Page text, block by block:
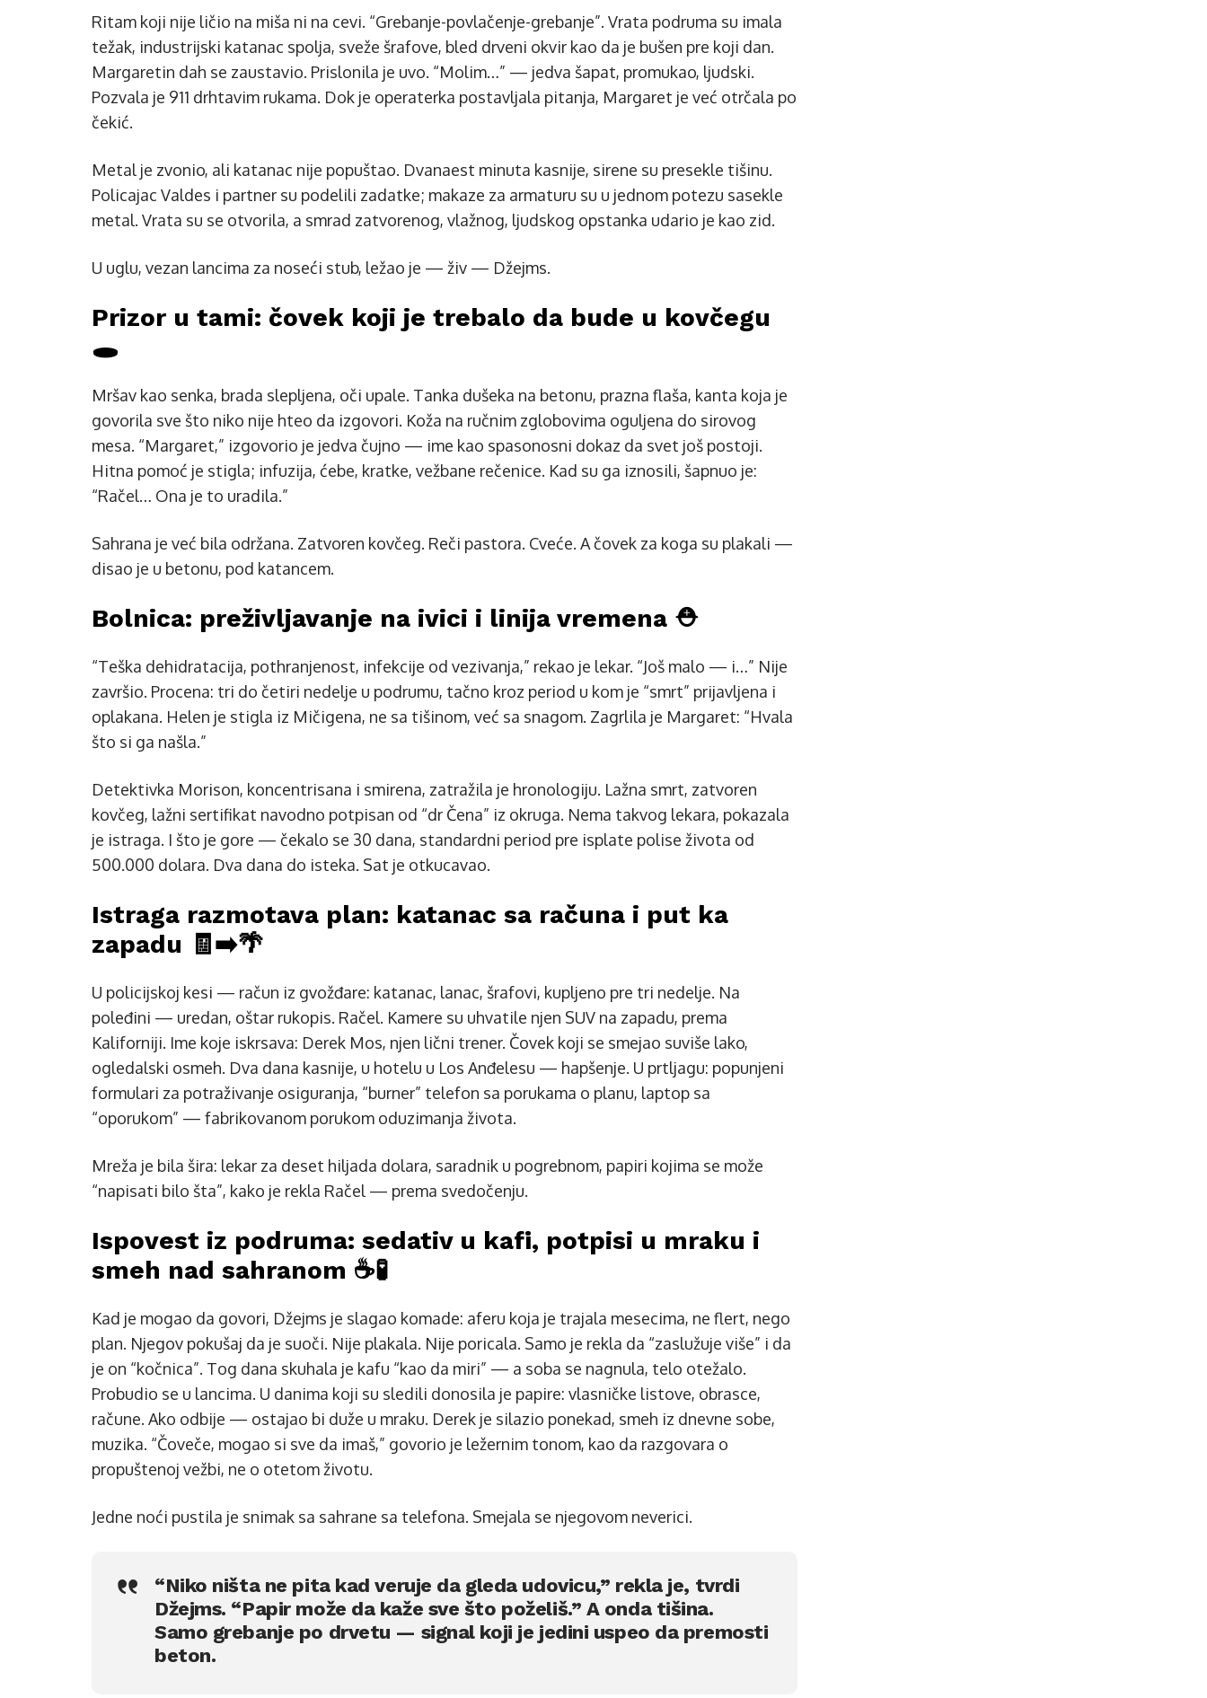
Ritam koji nije ličio na miša ni na cevi. “Grebanje-povlačenje-grebanje”. Vrata podruma su imala
težak, industrijski katanac spolja, sveže šrafove, bled drveni okvir kao da je bušen pre koji dan.
Margaretin dah se zaustavio. Prislonila je uvo. “Molim…” — jedva šapat, promukao, ljudski.
Pozvala je 911 drhtavim rukama. Dok je operaterka postavljala pitanja, Margaret je već otrčala po
čekić.
Metal je zvonio, ali katanac nije popuštao. Dvanaest minuta kasnije, sirene su presekle tišinu.
Policajac Valdes i partner su podelili zadatke; makaze za armaturu su u jednom potezu sasekle
metal. Vrata su se otvorila, a smrad zatvorenog, vlažnog, ljudskog opstanka udario je kao zid.
U uglu, vezan lancima za noseći stub, ležao je — živ — Džejms.
Prizor u tami: čovek koji je trebalo da bude u kovčegu
🕳️
Mršav kao senka, brada slepljena, oči upale. Tanka dušeka na betonu, prazna flaša, kanta koja je
govorila sve što niko nije hteo da izgovori. Koža na ručnim zglobovima oguljena do sirovog
mesa. “Margaret,” izgovorio je jedva čujno — ime kao spasonosni dokaz da svet još postoji.
Hitna pomoć je stigla; infuzija, ćebe, kratke, vežbane rečenice. Kad su ga iznosili, šapnuo je:
“Račel… Ona je to uradila.”
Sahrana je već bila održana. Zatvoren kovčeg. Reči pastora. Cveće. A čovek za koga su plakali —
disao je u betonu, pod katancem.
Bolnica: preživljavanje na ivici i linija vremena ⛑️
“Teška dehidratacija, pothranjenost, infekcije od vezivanja,” rekao je lekar. “Još malo — i…” Nije
završio. Procena: tri do četiri nedelje u podrumu, tačno kroz period u kom je “smrt” prijavljena i
oplakana. Helen je stigla iz Mičigena, ne sa tišinom, već sa snagom. Zagrlila je Margaret: “Hvala
što si ga našla.”
Detektivka Morison, koncentrisana i smirena, zatražila je hronologiju. Lažna smrt, zatvoren
kovčeg, lažni sertifikat navodno potpisan od “dr Čena” iz okruga. Nema takvog lekara, pokazala
je istraga. I što je gore — čekalo se 30 dana, standardni period pre isplate polise života od
500.000 dolara. Dva dana do isteka. Sat je otkucavao.
Istraga razmotava plan: katanac sa računa i put ka
zapadu 🧾➡️🌴
U policijskoj kesi — račun iz gvožđare: katanac, lanac, šrafovi, kupljeno pre tri nedelje. Na
poleđini — uredan, oštar rukopis. Račel. Kamere su uhvatile njen SUV na zapadu, prema
Kaliforniji. Ime koje iskrsava: Derek Mos, njen lični trener. Čovek koji se smejao suviše lako,
ogledalski osmeh. Dva dana kasnije, u hotelu u Los Anđelesu — hapšenje. U prtljagu: popunjeni
formulari za potraživanje osiguranja, “burner” telefon sa porukama o planu, laptop sa
“oporukom” — fabrikovanom porukom oduzimanja života.
Mreža je bila šira: lekar za deset hiljada dolara, saradnik u pogrebnom, papiri kojima se može
“napisati bilo šta”, kako je rekla Račel — prema svedočenju.
Ispovest iz podruma: sedativ u kafi, potpisi u mraku i
smeh nad sahranom ☕🧪
Kad je mogao da govori, Džejms je slagao komade: aferu koja je trajala mesecima, ne flert, nego
plan. Njegov pokušaj da je suoči. Nije plakala. Nije poricala. Samo je rekla da “zaslužuje više” i da
je on “kočnica”. Tog dana skuhala je kafu “kao da miri” — a soba se nagnula, telo otežalo.
Probudio se u lancima. U danima koji su sledili donosila je papire: vlasničke listove, obrasce,
račune. Ako odbije — ostajao bi duže u mraku. Derek je silazio ponekad, smeh iz dnevne sobe,
muzika. “Čoveče, mogao si sve da imaš,” govorio je ležernim tonom, kao da razgovara o
propuštenoj vežbi, ne o otetom životu.
Jedne noći pustila je snimak sa sahrane sa telefona. Smejala se njegovom neverici.
“Niko ništa ne pita kad veruje da gleda udovicu,” rekla je, tvrdi
Džejms. “Papir može da kaže sve što poželiš.” A onda tišina.
Samo grebanje po drvetu — signal koji je jedini uspeo da premosti
beton.